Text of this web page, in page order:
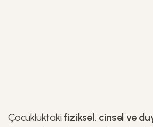
Çocukluktaki fiziksel, cinsel ve